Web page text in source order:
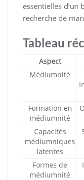
essentielles
recherche de
Tableau
Aspect
Médiumnité
Formation en
médiumnité
Capacités
médiumniques
latentes
Formes de
médiumnité